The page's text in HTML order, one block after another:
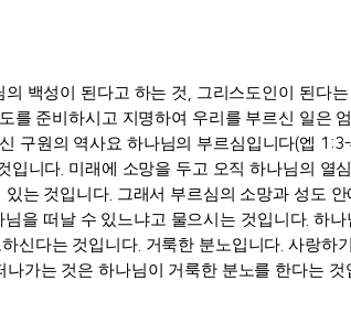
의 백성이 된다고 하는 것 그리스도인이 된다
를 준비하시고 지명하여 우리를 부르신 일은
구원의 역사요 하나님의 부르심입니다(엡
입니다 미래에 소망을 두고 오직 하나님의 열
있는 것입니다. 그래서 부르심의 소망과 성도
을 떠날 수 있느냐고 물으시는 것입니다.하나
신다는 것입니다. 거룩한 분노입니다 .사랑하
나가는 것은 하나님이 거룩한 분노를 한다는 것